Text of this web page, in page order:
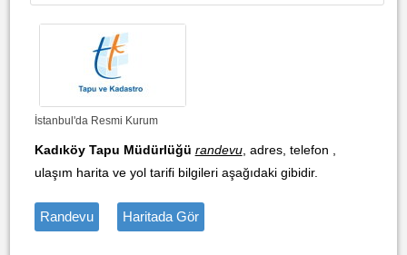
İstanbul'da Resmi Kurum
Kadıköy Tapu Müdürlüğü randevu, adres, telefon ,
ulaşım harita ve yol tarifi bilgileri aşağıdaki gibidir.
Randevu Haritada Gör